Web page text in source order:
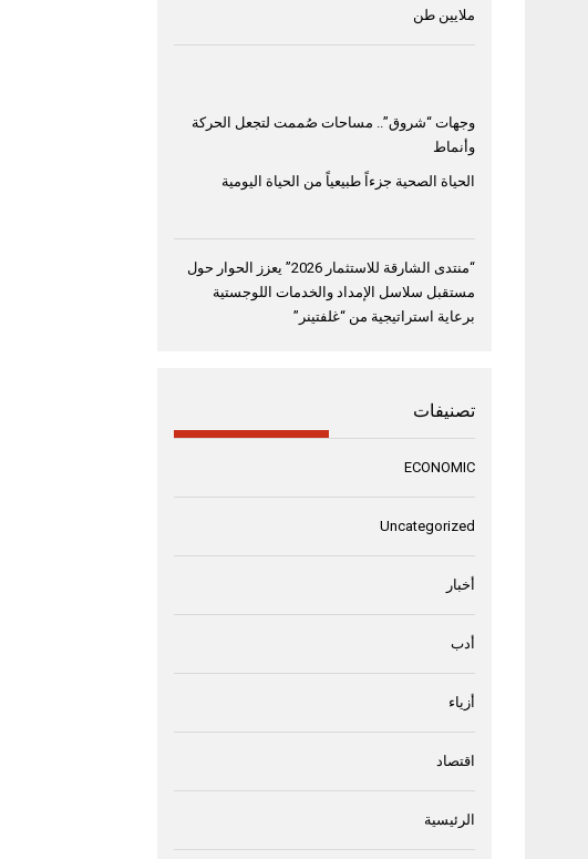
ملايين طن
وجهات “شروق”.. مساحات صُممت لتجعل الحركة
وأنماط
الحياة الصحية جزءاً طبيعياً من الحياة اليومية
“منتدى الشارقة للاستثمار 2026” يعزز الحوار حول
مستقبل سلاسل الإمداد والخدمات اللوجستية
برعاية استراتيجية من “غلفتينر”
تصنيفات
ECONOMIC
Uncategorized
أخبار
أدب
أزياء
اقتصاد
الرئيسية